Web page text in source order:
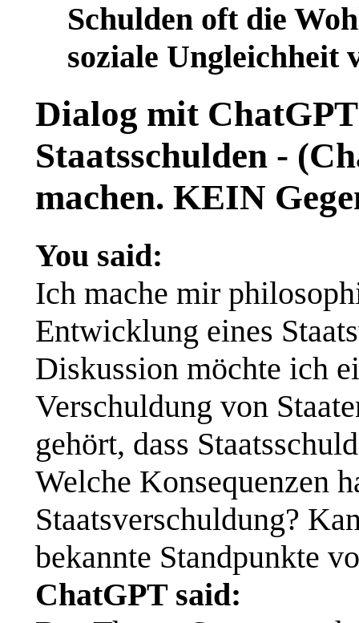
Schulden oft die
soziale Ungleichheit
Dialog mit
Staatsschulden -
machen. KEIN
You said:
Ich mache mir
Entwicklung eines
Diskussion möchte ich
Verschuldung von
gehört, dass
Welche Konsequenzen
Staatsverschuldung?
bekannte Standpunkte
ChatGPT said: